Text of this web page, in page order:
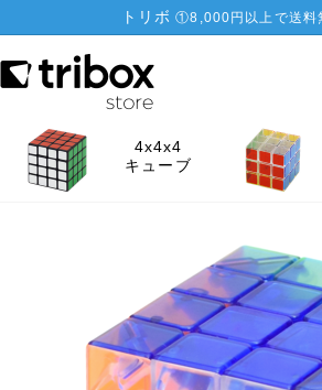
トリボ ①8,000円以上で送料
4x4x4
キューブ